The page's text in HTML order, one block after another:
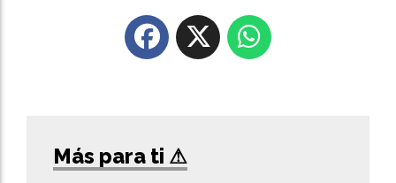
Más para ti ⚠